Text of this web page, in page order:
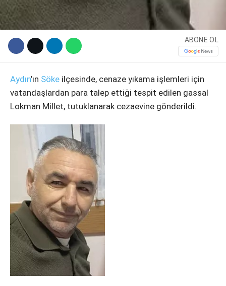
Youtube
ABONE OL
Aydın’ın Söke ilçesinde, cenaze yıkama işlemleri için
vatandaşlardan para talep ettiği tespit edilen gassal
Lokman Millet, tutuklanarak cezaevine gönderildi.